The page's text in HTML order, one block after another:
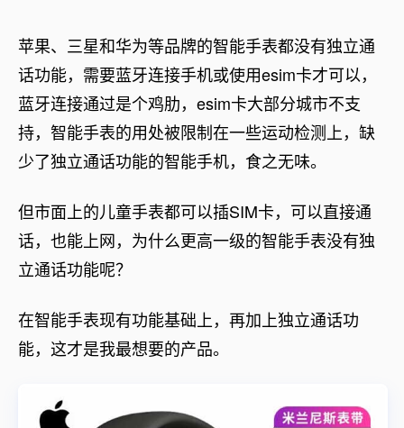
苹果、三星和华为等品牌的智能手表都没有独立通
话功能，需要蓝牙连接手机或使用esim卡才可以，
蓝牙连接通过是个鸡肋，esim卡大部分城市不支
持，智能手表的用处被限制在一些运动检测上，缺
少了独立通话功能的智能手机，食之无味。
但市面上的儿童手表都可以插SIM卡，可以直接通
话，也能上网，为什么更高一级的智能手表没有独
立通话功能呢？
在智能手表现有功能基础上，再加上独立通话功
能，这才是我最想要的产品。